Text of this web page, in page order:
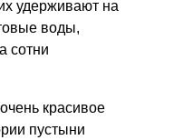
удерживают на
воды,
сотни
красивое
пустыни